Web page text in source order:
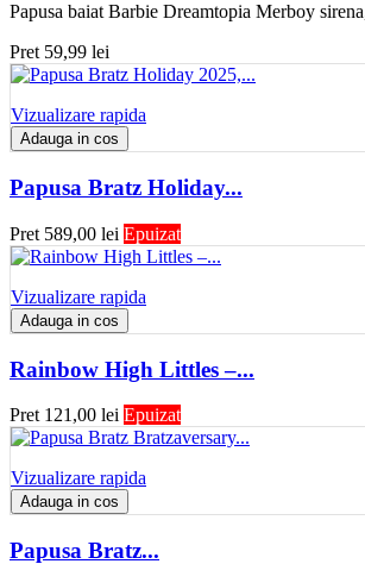
Papusa baiat Barbie Dreamtopia Merboy
Pret 59,99 lei
Vizualizare rapida
Adauga in cos
Papusa Bratz Holiday...
Pret 589,00 lei Epuizat
Vizualizare rapida
Adauga in cos
Rainbow High Littles –...
Pret 121,00 lei Epuizat
Vizualizare rapida
Adauga in cos
Papusa Bratz...